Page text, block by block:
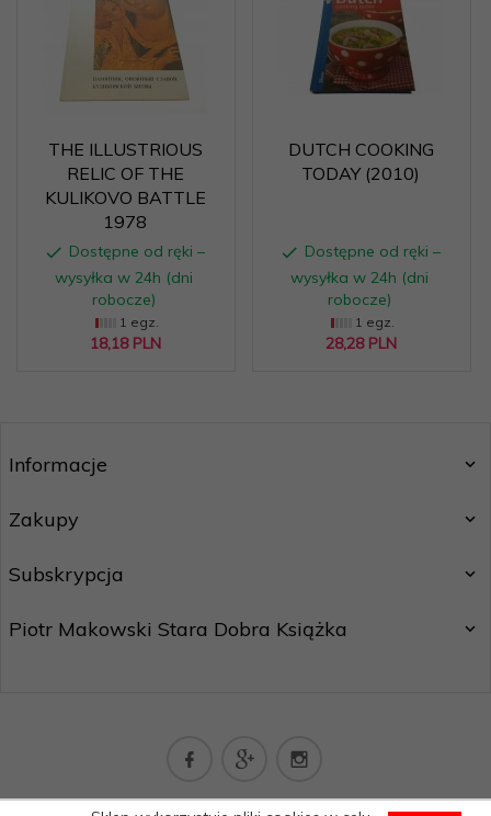
THE ILLUSTRIOUS
RELIC OF THE
KULIKOVO BATTLE
1978
Dostępne od ręki –
wysyłka w 24h (dni
robocze)
1 egz.
18,18 PLN
DUTCH COOKING
TODAY (2010)
Dostępne od ręki –
wysyłka w 24h (dni
robocze)
1 egz.
28,28 PLN
Informacje
Zakupy
Subskrypcja
Piotr Makowski Stara Dobra Książka
kontakt@staradobraksiazka.pl